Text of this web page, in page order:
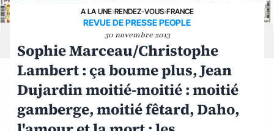
A LA UNE›RENDEZ-VOUS›FRANCE
REVUE DE PRESSE PEOPLE
30 novembre 2013
Sophie Marceau/Christophe
Lambert : ça boume plus, Jean
Dujardin moitié-moitié : moitié
gamberge, moitié fêtard, Daho,